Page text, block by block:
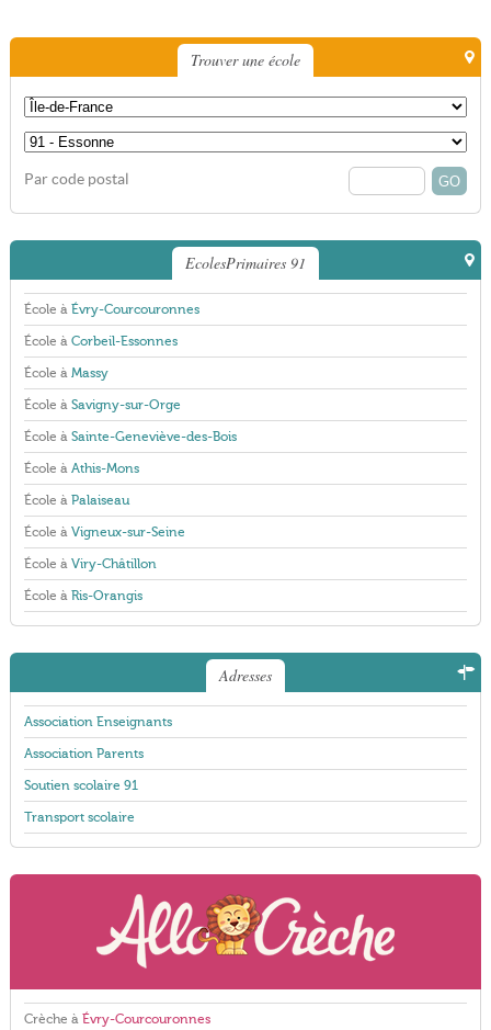
Trouver une école
Par code postal
EcolesPrimaires 91
École à Évry-Courcouronnes
École à Corbeil-Essonnes
École à Massy
École à Savigny-sur-Orge
École à Sainte-Geneviève-des-Bois
École à Athis-Mons
École à Palaiseau
École à Vigneux-sur-Seine
École à Viry-Châtillon
École à Ris-Orangis
Adresses
Association Enseignants
Association Parents
Soutien scolaire 91
Transport scolaire
Crèche à Évry-Courcouronnes